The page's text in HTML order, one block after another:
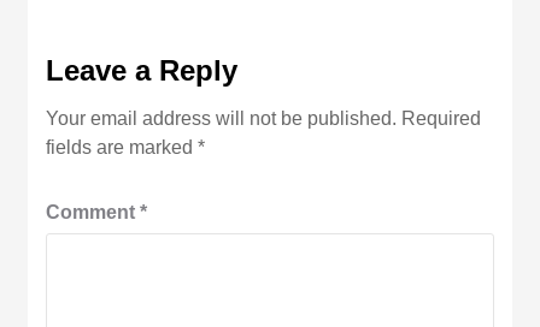
Leave a Reply
Your email address will not be published. Required
fields are marked*
Comment*